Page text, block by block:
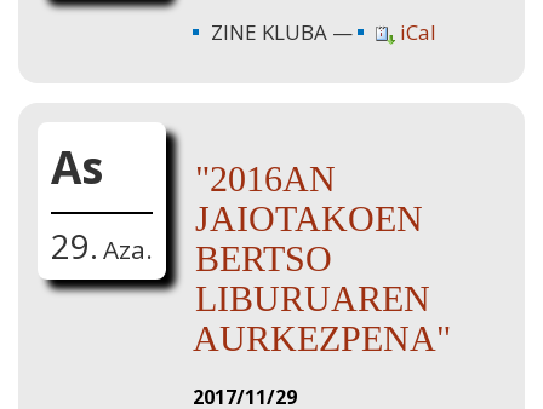
ZINE KLUBA iCal
As
29. Aza.
"2016AN
JAIOTAKOEN
BERTSO
LIBURUAREN
AURKEZPENA"
2017/11/29